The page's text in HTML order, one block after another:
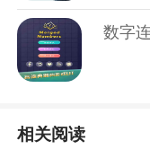
身成一个机智的盗
地避开守卫，成功
不是让你跃跃欲试？
而且，这偷钱比赛
以组建一个默契的
数字
相关阅读